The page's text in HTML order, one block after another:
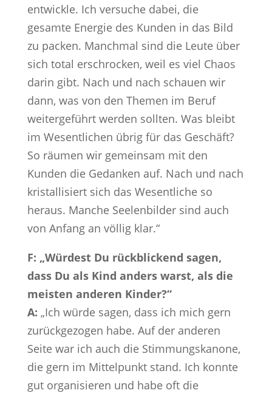
entwickle. Ich versuche dabei, die
gesamte Energie des Kunden in das Bild
zu packen. Manchmal sind die Leute über
sich total erschrocken, weil es viel Chaos
darin gibt. Nach und nach schauen wir
dann, was von den Themen im Beruf
weitergeführt werden sollten. Was bleibt
im Wesentlichen übrig für das Geschäft?
So räumen wir gemeinsam mit den
Kunden die Gedanken auf. Nach und nach
kristallisiert sich das Wesentliche so
heraus. Manche Seelenbilder sind auch
von Anfang an völlig klar.“
F: „Würdest Du rückblickend sagen,
dass Du als Kind anders warst, als die
meisten anderen Kinder?“
A: „Ich würde sagen, dass ich mich gern
zurückgezogen habe. Auf der anderen
Seite war ich auch die Stimmungskanone,
die gern im Mittelpunkt stand. Ich konnte
gut organisieren und habe oft die